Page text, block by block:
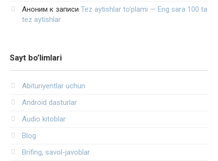
Аноним к записи Tez aytishlar to‘plami — Eng sara 100 ta
tez aytishlar
Sayt bo’limlari
Abituriyentlar uchun
Android dasturlar
Audio kitoblar
Blog
Brifing, savol-javoblar